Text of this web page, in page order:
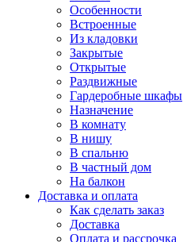
Особенности
Встроенные
Из кладовки
Закрытые
Открытые
Раздвижные
Гардеробные шкафы
Назначение
В комнату
В нишу
В спальню
В частный дом
На балкон
Доставка и оплата
Как сделать заказ
Доставка
Оплата и рассрочка